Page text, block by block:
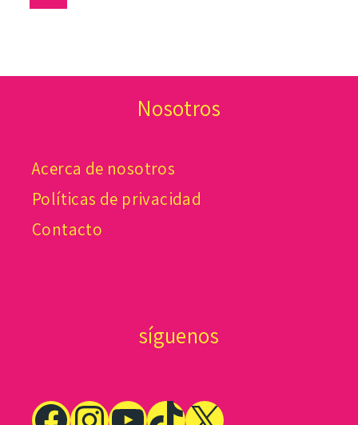
Nosotros
Acerca de nosotros
Políticas de privacidad
Contacto
síguenos